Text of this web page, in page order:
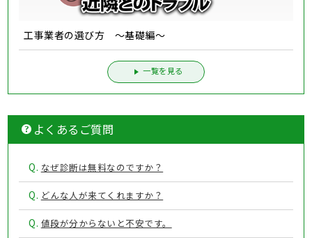
工事業者の選び方 ～基礎編～
一覧を見る
よくあるご質問
Q. なぜ診断は無料なのですか？
Q. どんな人が来てくれますか？
Q. 値段が分からないと不安です。